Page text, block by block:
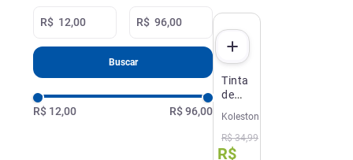
R$ R$
Buscar
R$ 12,00 R$ 96,00
Tinta
de
Koleston
30
Castanho
Koleston
R$ 34,99
R$